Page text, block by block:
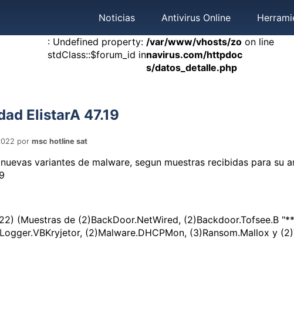
: Undefined property:
stdClass::$forum_id in
/var/www/vhosts/zo
navirus.com/httpdoc
s/datos_detalle.php
on line
Noticias Antivirus Online
ElistarA 47.19
pormsc hotline sat
variantes de malware, segun muestras recibidas para su
(Muestras de (2)BackDoor.NetWired, (2)Backdoor.Tofsee.B
(2)Malware.DHCPMon, (3)Ransom.Mallox y